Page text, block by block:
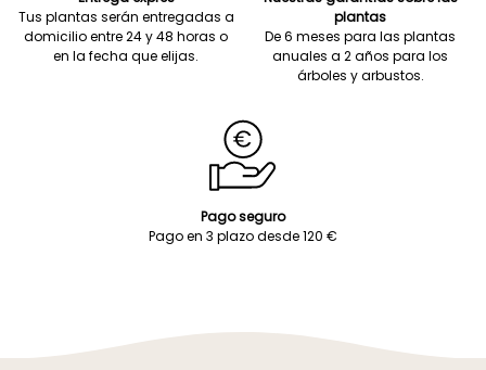
Tus plantas serán entregadas a
domicilio entre 24 y 48 horas o
en la fecha que elijas.
plantas
De 6 meses para las plantas
anuales a 2 años para los
árboles y arbustos.
Pago seguro
Pago en 3 plazo desde 120 €